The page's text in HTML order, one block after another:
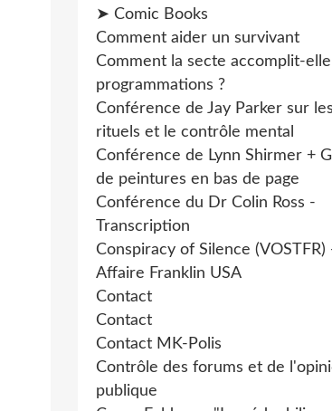
➤ Comic Books
Comment aider un survivant
Comment la secte accomplit-
programmations ?
Conférence de Jay Parker sur
rituels et le contrôle mental
Conférence de Lynn Shirmer +
de peintures en bas de page
Conférence du Dr Colin Ross -
Transcription
Conspiracy of Silence (VOSTFR)
Affaire Franklin USA
Contact
Contact
Contact MK-Polis
Contrôle des forums et de
publique